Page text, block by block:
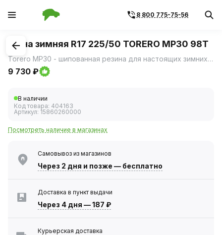
8 800 775-75-56
1/3
Шина зимняя R17 225/50 TORERO MP30 98T
Torero MP30 - шипованная резина для настоящих зимних условий: • непревзойденное сцепление и безопасность на льду, • уверенное вождение на снегу, • готовность шины к самым суровым зимним условиям.
9 730 ₽
В наличии
Код товара: 404163
Артикул: 15860260000
Посмотреть наличие в магазинах
Самовывоз из магазинов
Через 2 дня и позже — бесплатно
Доставка в пункт выдачи
Через 4 дня —187 ₽
Курьерская доставка